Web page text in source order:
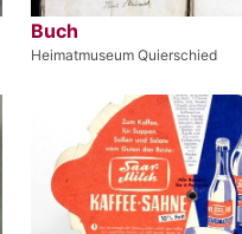
Buch
Heimatmuseum Quierschied